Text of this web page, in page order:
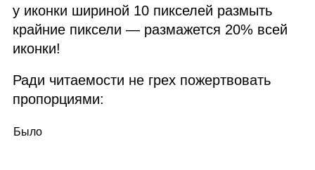
у иконки шириной 10 пикселей размыть
крайние пиксели — размажется 20% всей
иконки!
Ради читаемости не грех пожертвовать
пропорциями:
Было